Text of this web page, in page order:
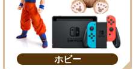
ホビー